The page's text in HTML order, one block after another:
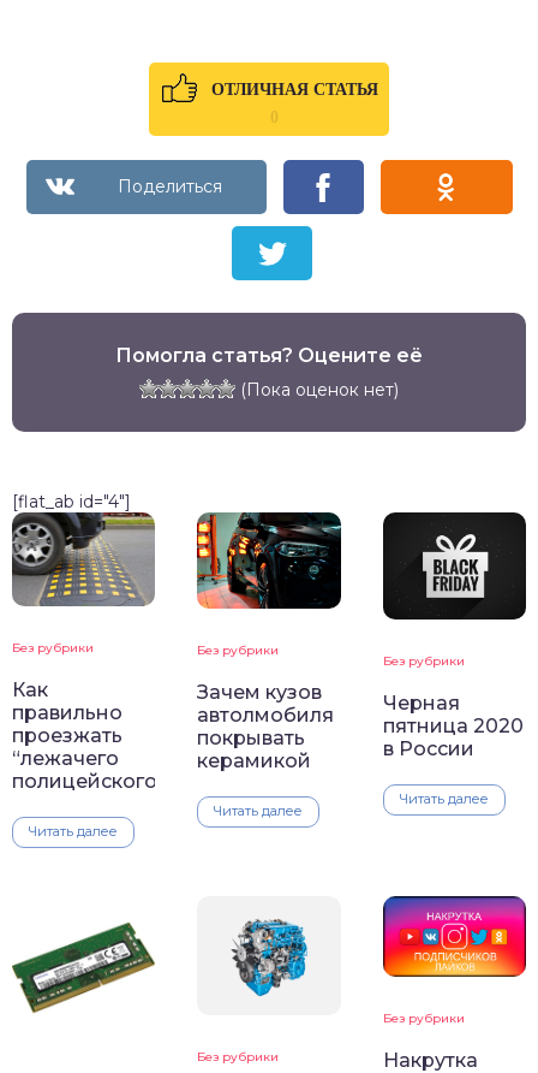
ОТЛИЧНАЯ СТАТЬЯ
0
Помогла статья? Оцените её
(Пока оценок нет)
[flat_ab id="4"]
Без рубрики
Как
правильно
проезжать
“лежачего
полицейского”
Читать далее
Без рубрики
Зачем кузов
автолмобиля
покрывать
керамикой
Читать далее
Без рубрики
Черная
пятница 2020
в России
Читать далее
Без рубрики
Без рубрики
Накрутка